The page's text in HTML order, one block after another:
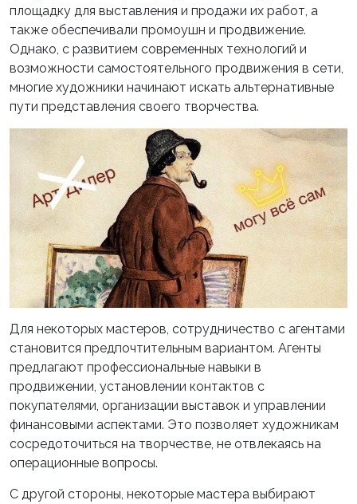
площадку для выставления и продажи их работ, а
также обеспечивали промоушн и продвижение.
Однако, с развитием современных технологий и
возможности самостоятельного продвижения в сети,
многие художники начинают искать альтернативные
пути представления своего творчества.
Для некоторых мастеров, сотрудничество с агентами
становится предпочтительным вариантом. Агенты
предлагают профессиональные навыки в
продвижении, установлении контактов с
покупателями, организации выставок и управлении
финансовыми аспектами. Это позволяет художникам
сосредоточиться на творчестве, не отвлекаясь на
операционные вопросы.
С другой стороны, некоторые мастера выбирают